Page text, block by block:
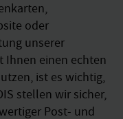
oder
unserer
Ihnen einen echten
ist es wichtig,
stellen wir sicher,
Post- und